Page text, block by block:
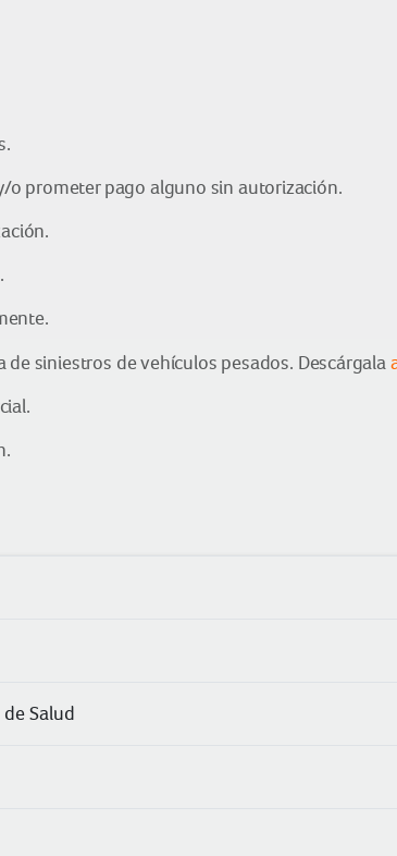
o prometer pago alguno sin autorización.
siniestros de vehículos pesados. Descárgala
Salud